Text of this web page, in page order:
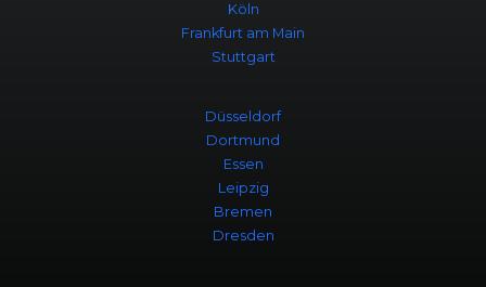
Köln
Frankfurt am Main
Stuttgart
Düsseldorf
Dortmund
Essen
Leipzig
Bremen
Dresden